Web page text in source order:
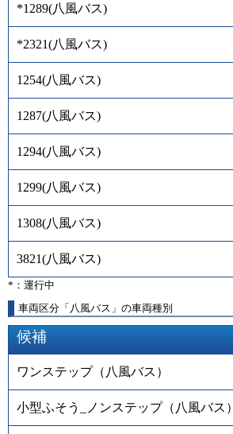
*1289(八風バス)
*2321(八風バス)
1254(八風バス)
1287(八風バス)
1294(八風バス)
1299(八風バス)
1308(八風バス)
3821(八風バス)
*：運行中
車両区分「八風バス」の車両種別
候補
ワンステップ（八風バス）
小型ふそう_ノンステップ（八風バス）